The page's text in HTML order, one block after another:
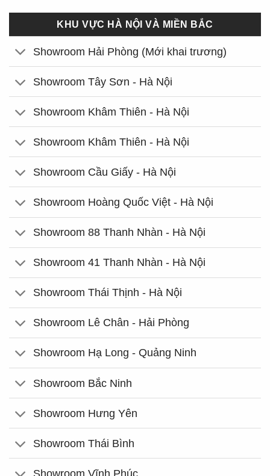
KHU VỰC HÀ NỘI VÀ MIỀN BẮC
Showroom Hải Phòng (Mới khai trương)
Showroom Tây Sơn - Hà Nội
Showroom Khâm Thiên - Hà Nội
Showroom Khâm Thiên - Hà Nội
Showroom Cầu Giấy - Hà Nội
Showroom Hoàng Quốc Việt - Hà Nội
Showroom 88 Thanh Nhàn - Hà Nội
Showroom 41 Thanh Nhàn - Hà Nội
Showroom Thái Thịnh - Hà Nội
Showroom Lê Chân - Hải Phòng
Showroom Hạ Long - Quảng Ninh
Showroom Bắc Ninh
Showroom Hưng Yên
Showroom Thái Bình
Showroom Vĩnh Phúc